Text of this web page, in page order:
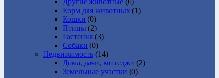
Другие животные (6)
Корм для животных (1)
Кошки (0)
Птицы (2)
Растения (3)
Собаки (0)
Недвижимость (14)
Дома, дачи, коттеджи (2)
Земельные участки (0)